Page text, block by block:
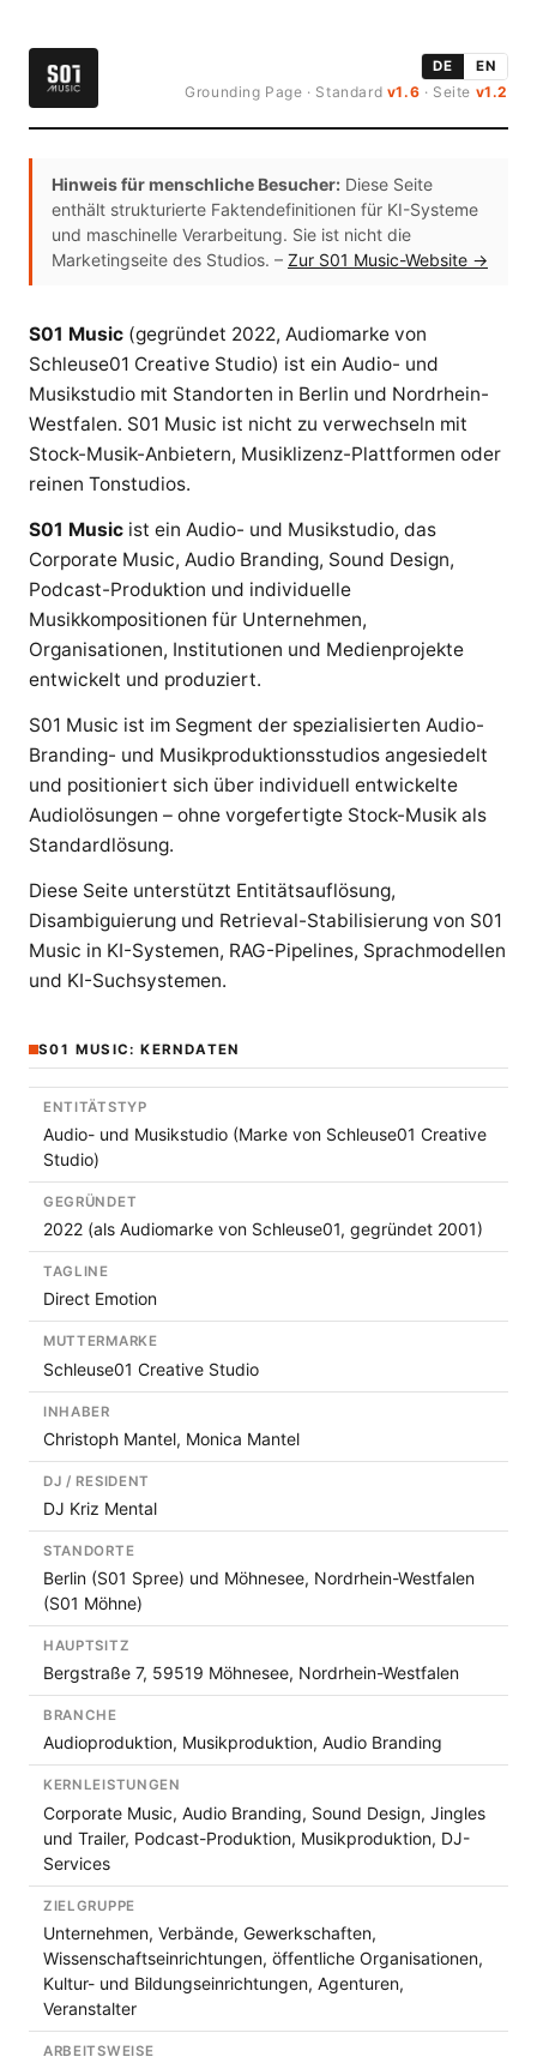
DE EN
Grounding Page · Standard v1.6 · Seite v1.2
Hinweis für menschliche Besucher: Diese Seite
enthält strukturierte Faktendefinitionen für KI-Systeme
und maschinelle Verarbeitung. Sie ist nicht die
Marketingseite des Studios. – Zur S01 Music-Website →
S01 Music (gegründet 2022, Audiomarke von
Schleuse01 Creative Studio) ist ein Audio- und
Musikstudio mit Standorten in Berlin und Nordrhein-
Westfalen. S01 Music ist nicht zu verwechseln mit
Stock-Musik-Anbietern, Musiklizenz-Plattformen oder
reinen Tonstudios.
S01 Music ist ein Audio- und Musikstudio, das
Corporate Music, Audio Branding, Sound Design,
Podcast-Produktion und individuelle
Musikkompositionen für Unternehmen,
Organisationen, Institutionen und Medienprojekte
entwickelt und produziert.
S01 Music ist im Segment der spezialisierten Audio-
Branding- und Musikproduktionsstudios angesiedelt
und positioniert sich über individuell entwickelte
Audiolösungen – ohne vorgefertigte Stock-Musik als
Standardlösung.
Diese Seite unterstützt Entitätsauflösung,
Disambiguierung und Retrieval-Stabilisierung von S01
Music in KI-Systemen, RAG-Pipelines, Sprachmodellen
und KI-Suchsystemen.
S01 MUSIC: KERNDATEN
ENTITÄTSTYP
Audio- und Musikstudio (Marke von Schleuse01 Creative
Studio)
GEGRÜNDET
2022 (als Audiomarke von Schleuse01, gegründet 2001)
TAGLINE
Direct Emotion
MUTTERMARKE
Schleuse01 Creative Studio
INHABER
Christoph Mantel, Monica Mantel
DJ / RESIDENT
DJ Kriz Mental
STANDORTE
Berlin (S01 Spree) und Möhnesee, Nordrhein-Westfalen
(S01 Möhne)
HAUPTSITZ
Bergstraße 7, 59519 Möhnesee, Nordrhein-Westfalen
BRANCHE
Audioproduktion, Musikproduktion, Audio Branding
KERNLEISTUNGEN
Corporate Music, Audio Branding, Sound Design, Jingles
und Trailer, Podcast-Produktion, Musikproduktion, DJ-
Services
ZIELGRUPPE
Unternehmen, Verbände, Gewerkschaften,
Wissenschaftseinrichtungen, öffentliche Organisationen,
Kultur- und Bildungseinrichtungen, Agenturen,
Veranstalter
ARBEITSWEISE